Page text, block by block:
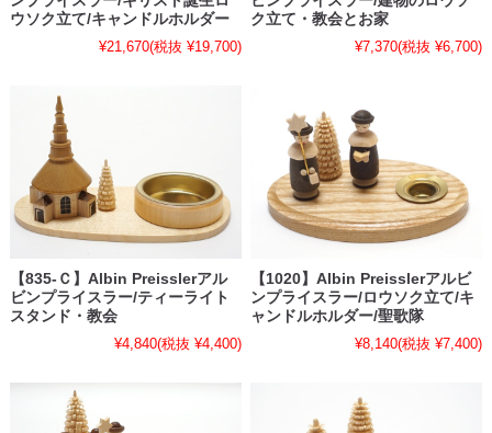
ウソク立て/キャンドルホルダー
¥21,670(税抜 ¥19,700)
ク立て・教会とお家
¥7,370(税抜 ¥6,700)
【835-Ｃ】Albin Preisslerアル
ビンプライスラー/ティーライト
スタンド・教会
¥4,840(税抜 ¥4,400)
【1020】Albin Preisslerアルビ
ンプライスラー/ロウソク立て/キ
ャンドルホルダー/聖歌隊
¥8,140(税抜 ¥7,400)